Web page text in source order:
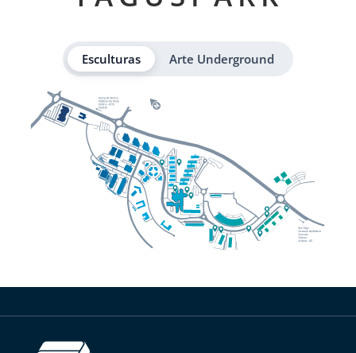
Esculturas Arte Underground